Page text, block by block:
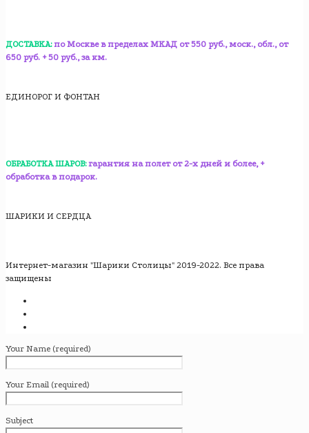
ДОСТАВКА: по Москве в пределах МКАД от 550 руб., моск., обл., от
650 руб. + 50 руб., за км.
ЕДИНОРОГ И ФОНТАН
ОБРАБОТКА ШАРОВ: гарантия на полет от 2-х дней и более, +
обработка в подарок.
ШАРИКИ И СЕРДЦА
Интернет-магазин "Шарики Столицы" 2019-2022. Все права
защищены
Your Name (required)
Your Email (required)
Subject